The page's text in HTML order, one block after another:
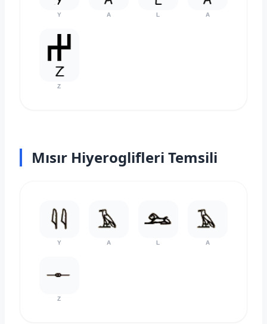
Y A L A
Z
Mısır Hiyeroglifleri Temsili
Y A L A
Z